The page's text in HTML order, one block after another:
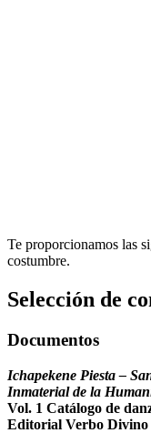
Te proporcionamos las
costumbre.
Selección de
Documentos
Ichapekene Piesta –
Inmaterial de la
Vol. 1 Catálogo de
Editorial Verbo Divino